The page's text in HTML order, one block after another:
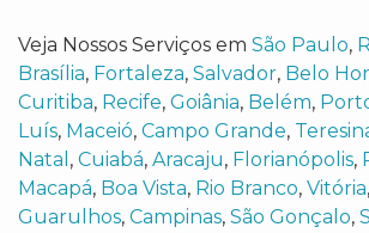
Veja Nossos Serviços em São Paulo,
Brasília, Fortaleza, Salvador, Belo
Curitiba, Recife, Goiânia, Belém,
Luís, Maceió, Campo Grande,
Natal , Cuiabá, Aracaju, Florianópolis,
Macapá, Boa Vista, Rio Branco, Vitória,
Guarulhos, Campinas, São Gonçalo,